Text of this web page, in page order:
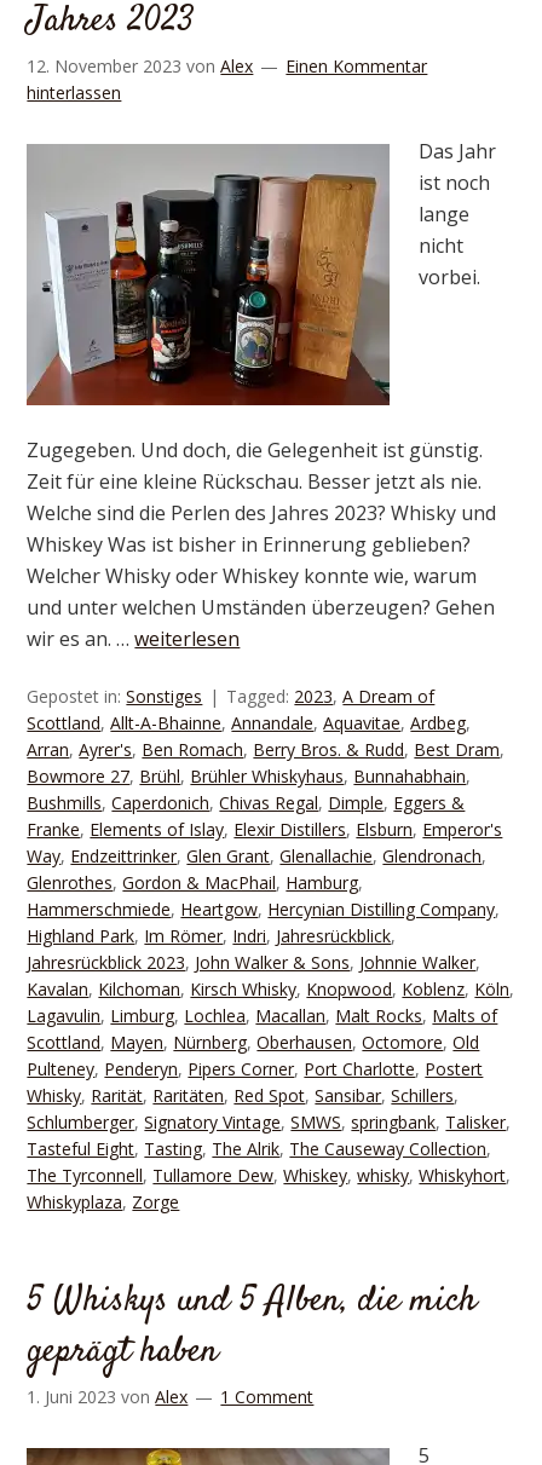
Jahres 2023
12. November 2023 vonAlex
Einen Kommentar
hinterlassen
Das Jahr
ist noch
lange
nicht
vorbei.
Zugegeben. Und doch, die Gelegenheit ist günstig.
Zeit für eine kleine Rückschau. Besser jetzt als nie.
Welche sind die Perlen des Jahres 2023? Whisky und
Whiskey Was ist bisher in Erinnerung geblieben?
Welcher Whisky oder Whiskey konnte wie, warum
und unter welchen Umständen überzeugen? Gehen
wir es an. …weiterlesen
Gepostet in:Sonstiges Tagged: 2023,A Dream of
Scottland,Allt-A-Bhainne,Annandale,Aquavitae,Ardbeg,
Arran,Ayrer's, Ben Romach, Berry Bros. & Rudd, Best Dram,
Bowmore 27, Brühl, Brühler Whiskyhaus, Bunnahabhain,
Bushmills,Caperdonich,Chivas Regal, Dimple, Eggers &
Franke, Elements of Islay, Elexir Distillers, Elsburn, Emperor's
Way, Endzeittrinker,Glen Grant,Glenallachie,Glendronach,
Glenrothes,Gordon & MacPhail, Hamburg,
Hammerschmiede, Heartgow, Hercynian Distilling Company,
Highland Park, Im Römer, Indri, Jahresrückblick,
Jahresrückblick 2023, John Walker & Sons, Johnnie Walker,
Kavalan, Kilchoman, Kirsch Whisky, Knopwood, Koblenz, Köln,
Lagavulin, Limburg, Lochlea, Macallan, Malt Rocks, Malts of
Scottland, Mayen, Nürnberg,Oberhausen,Octomore,Old
Pulteney, Penderyn, Pipers Corner, Port Charlotte, Postert
Whisky, Rarität, Raritäten, Red Spot,Sansibar,Schillers,
Schlumberger,Signatory Vintage,SMWS,springbank, Talisker,
Tasteful Eight, Tasting, The Alrik, The Causeway Collection,
The Tyrconnell, Tullamore Dew,Whiskey,whisky,Whiskyhort,
Whiskyplaza, Zorge
5 Whiskys und 5 Alben, die mich
geprägt haben
1. Juni 2023 vonAlex 1 Comment
5